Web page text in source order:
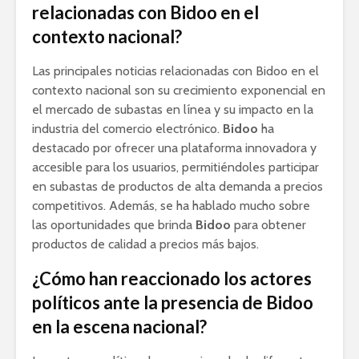
relacionadas con Bidoo en el
contexto nacional?
Las principales noticias relacionadas con Bidoo en el
contexto nacional son su crecimiento exponencial en
el mercado de subastas en línea y su impacto en la
industria del comercio electrónico. Bidoo ha
destacado por ofrecer una plataforma innovadora y
accesible para los usuarios, permitiéndoles participar
en subastas de productos de alta demanda a precios
competitivos. Además, se ha hablado mucho sobre
las oportunidades que brinda Bidoo para obtener
productos de calidad a precios más bajos.
¿Cómo han reaccionado los actores
políticos ante la presencia de Bidoo
en la escena nacional?